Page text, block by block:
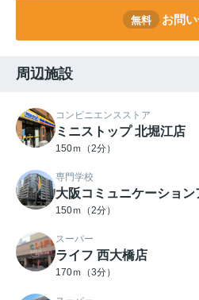
無料 お問
周辺施設
コンビニエンスストア
ミニストップ 北堀江店
150ｍ（2分）
専門学校
大阪コミュニケーショ
150ｍ（2分）
スーパー
ライフ 西大橋店
170ｍ（3分）